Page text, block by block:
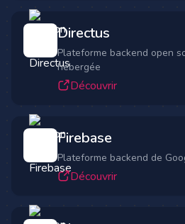
Directus
Plateforme backend open
hébergée
Découvrir
Firebase
Plateforme backend de
Découvrir